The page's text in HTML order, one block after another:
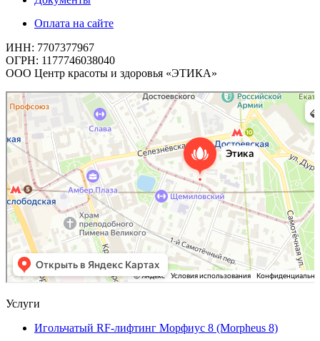
Оплата на сайте
ИНН: 7707377967
ОГРН: 1177746038040
ООО Центр красоты и здоровья «ЭТИКА»
Этика
Косметология в Москве
Эпиляция в Москве
Услуги
Игольчатый RF-лифтинг Морфиус 8 (Morpheus 8)